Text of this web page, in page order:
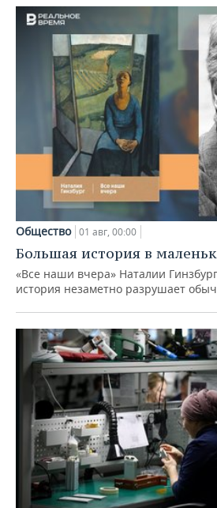
Общество 01 авг, 00:00
Большая история в
«Все наши вчера» Наталии
история незаметно разрушает